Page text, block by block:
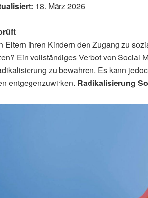
18. März 2026
Eltern ihren Kindern den Zugang zu
Ein vollständiges Verbot von Social
zu bewahren. Es kann
entgegenzuwirken. Radikalisierung